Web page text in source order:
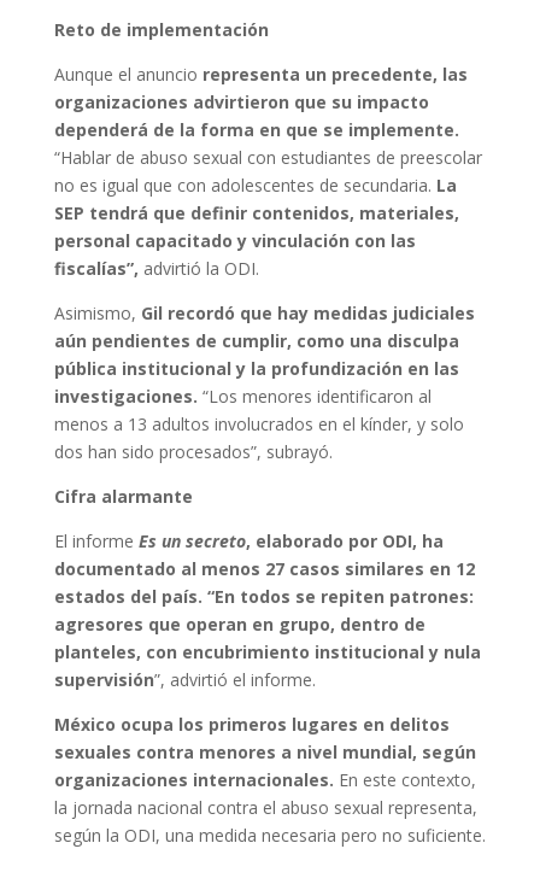
Reto de implementación
Aunque el anuncio representa un precedente, las
organizaciones advirtieron que su impacto
dependerá de la forma en que se implemente.
“Hablar de abuso sexual con estudiantes de preescolar
no es igual que con adolescentes de secundaria. La
SEP tendrá que definir contenidos, materiales,
personal capacitado y vinculación con las
fiscalías”, advirtió la ODI.
Asimismo, Gil recordó que hay medidas judiciales
aún pendientes de cumplir, como una disculpa
pública institucional y la profundización en las
investigaciones. “Los menores identificaron al
menos a 13 adultos involucrados en el kínder, y solo
dos han sido procesados”, subrayó.
Cifra alarmante
El informe Es un secreto, elaborado por ODI, ha
documentado al menos 27 casos similares en 12
estados del país. “En todos se repiten patrones:
agresores que operan en grupo, dentro de
planteles, con encubrimiento institucional y nula
supervisión”, advirtió el informe.
México ocupa los primeros lugares en delitos
sexuales contra menores a nivel mundial, según
organizaciones internacionales. En este contexto,
la jornada nacional contra el abuso sexual representa,
según la ODI, una medida necesaria pero no suficiente.